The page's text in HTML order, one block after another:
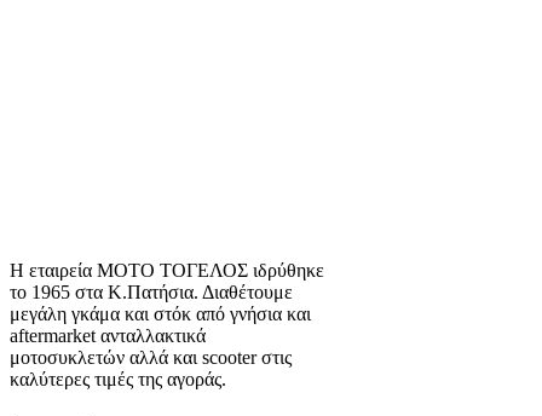
Η εταιρεία ΜΟΤΟ ΤΟΓΕΛΟΣ ιδρύθηκε
το 1965 στα Κ.Πατήσια. Διαθέτουμε
μεγάλη γκάμα και στόκ από γνήσια και
aftermarket ανταλλακτικά
μοτοσυκλετών αλλά και scooter στις
καλύτερες τιμές της αγοράς.